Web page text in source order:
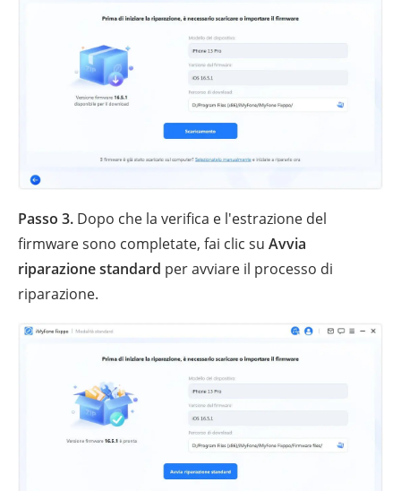
Passo 3. Dopo che la verifica e l'estrazione del
firmware sono completate, fai clic su Avvia
riparazione standard per avviare il processo di
riparazione.